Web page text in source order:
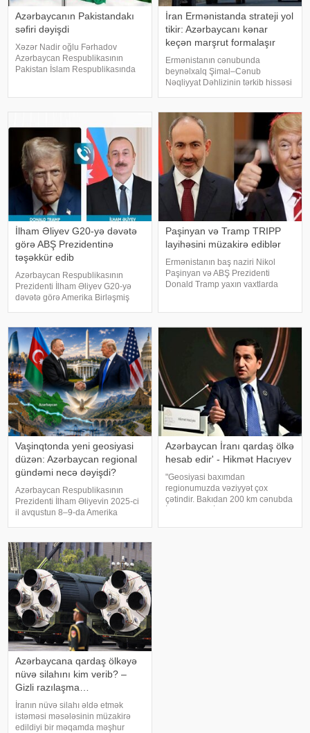
Azərbaycanın Pakistandakı
səfiri dəyişdi
Xəzər Nadir oğlu Fərhadov
Azərbaycan Respublikasının
Pakistan İslam Respublikasında
imzalayıb. Prezidenti
İran Ermənistanda strateji yol
tikir: Azərbaycanı kənar
keçən marşrut formalaşır
Ermənistanın cənubunda
beynəlxalq Şimal–Cənub
Nəqliyyat Dəhlizinin tərkib hissəsi
tikintisi davam edir.
KONKRET.azbakupost-a
istinadən xəbər verir ki, bu barəd
İlham Əliyev G20-yə dəvətə
görə ABŞ Prezidentinə
təşəkkür edib
Azərbaycan Respublikasının
Prezidenti İlham Əliyev G20-yə
dəvətə görə Amerika Birləşmiş
görə, Prezidenti İlham Əliyev bu
barədə bu gün Donald Trampla
telefo
Paşinyan və Tramp TRIPP
layihəsini müzakirə ediblər
Ermənistanın baş naziri Nikol
Paşinyan və ABŞ Prezidenti
Donald Tramp yaxın vaxtlarda
başlanılması ilə bağlı mövqelərin
Vaşinqtonda yeni geosiyasi
düzən: Azərbaycan regional
gündəmi necə dəyişdi?
Azərbaycan Respublikasının
Prezidenti İlham Əliyevin 2025-ci
il avqustun 8–9-da Amerika
inkişafında, həm də Cənubi
Qafqazda yeni siyasi reallıqların
formalaşmasınd
Azərbaycan İranı qardaş ölkə
hesab edir' - Hikmət Hacıyev
"Geosiyasi baxımdan
regionumuzda vəziyyət çox
çətindir. Bakıdan 200 km cənubda
Azərbaycana qardaş ölkəyə
nüvə silahını kim verib? –
Gizli razılaşma…
İranın nüvə silahı əldə etmək
istəməsi məsələsinin müzakirə
edildiyi bir məqamda məşhur